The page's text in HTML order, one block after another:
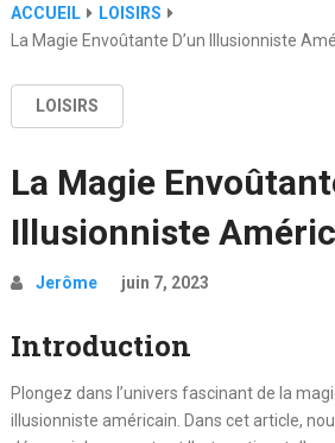
ACCUEIL
LOISIRS
La Magie Envoûtante D’un Illusionniste
LOISIRS
La Magie
Illusionniste
Jerôme juin 7, 2023
Introduction
Plongez dans l’univers fascinant de la
illusionniste américain. Dans cet article,